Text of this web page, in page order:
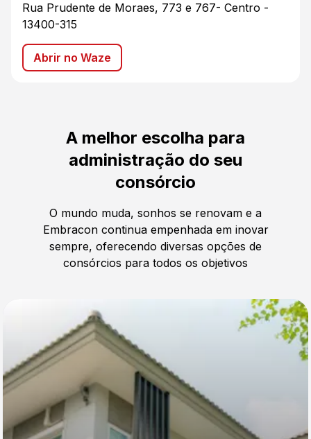
Rua Prudente de Moraes, 773 e 767- Centro -
13400-315
Abrir no Waze
A melhor escolha para
administração do seu
consórcio
O mundo muda, sonhos se renovam e a
Embracon continua empenhada em inovar
sempre, oferecendo diversas opções de
consórcios para todos os objetivos